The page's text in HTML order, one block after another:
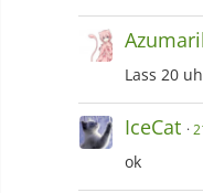
4. FMA
5.Hunter x Hunter 2011
-------------
Über mich :
Ich mag Pokemon <3
Lass 20
IceCat
ok